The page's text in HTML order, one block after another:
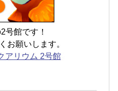
号館です！
お願いします。
アリウム 2号館